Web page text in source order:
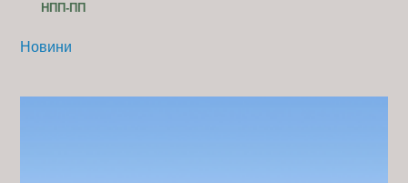
НПП-ПП
Новини